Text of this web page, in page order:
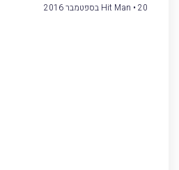
Hit Man 20 בספטמבר 2016